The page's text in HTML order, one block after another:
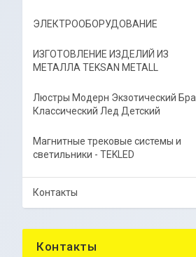
ЭЛЕКТРООБОРУДОВАНИЕ
ИЗГОТОВЛЕНИЕ ИЗДЕЛИЙ ИЗ
МЕТАЛЛА TEKSAN METALL
Люстры Модерн Экзотический Бра
Классический Лед Детский
Магнитные трековые системы и
светильники - TEKLED
Контакты